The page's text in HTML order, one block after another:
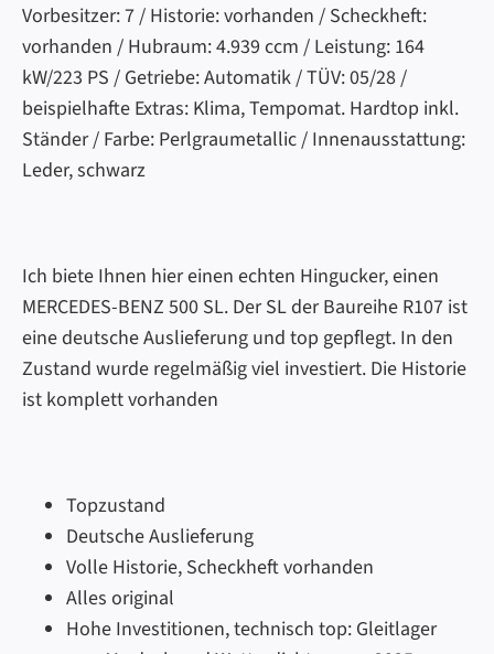
Vorbesitzer: 7 / Historie: vorhanden / Scheckheft:
vorhanden / Hubraum: 4.939 ccm / Leistung: 164
kW/223 PS / Getriebe: Automatik / TÜV: 05/28 /
beispielhafte Extras: Klima, Tempomat. Hardtop inkl.
Ständer / Farbe: Perlgraumetallic / Innenausstattung:
Leder, schwarz
Ich biete Ihnen hier einen echten Hingucker, einen
MERCEDES-BENZ 500 SL. Der SL der Baureihe R107 ist
eine deutsche Auslieferung und top gepflegt. In den
Zustand wurde regelmäßig viel investiert. Die Historie
ist komplett vorhanden
Topzustand
Deutsche Auslieferung
Volle Historie, Scheckheft vorhanden
Alles original
Hohe Investitionen, technisch top: Gleitlager